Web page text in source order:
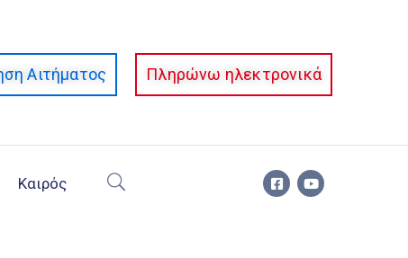
Αιτήματος Πληρώνω ηλεκτρονικά
Καιρός